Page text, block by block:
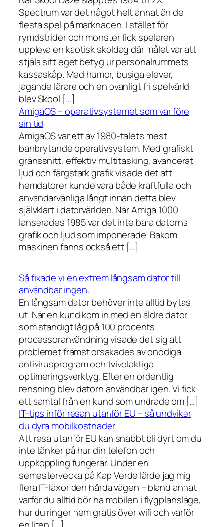
Spectrum var det något helt annat än de
flesta spel på marknaden. I stället för
rymdstrider och monster fick spelaren
uppleva en kaotisk skoldag där målet var att
stjäla sitt eget betyg ur personalrummets
kassaskåp. Med humor, busiga elever,
jagande lärare och en ovanligt fri spelvärld
blev Skool […]
AmigaOS – operativsystemet som var före
sin tid
AmigaOS var ett av 1980-talets mest
banbrytande operativsystem. Med grafiskt
gränssnitt, effektiv multitasking, avancerat
ljud och färgstark grafik visade det att
hemdatorer kunde vara både kraftfulla och
användarvänliga långt innan detta blev
självklart i datorvärlden. När Amiga 1000
lanserades 1985 var det inte bara datorns
grafik och ljud som imponerade. Bakom
maskinen fanns också ett […]
Så fixade vi en extrem långsam dator till
användbar ingen.
En långsam dator behöver inte alltid bytas
ut. När en kund kom in med en äldre dator
som ständigt låg på 100 procents
processoranvändning visade det sig att
problemet främst orsakades av onödiga
antivirusprogram och tvivelaktiga
optimeringsverktyg. Efter en ordentlig
rensning blev datorn användbar igen. Vi fick
ett samtal från en kund som undrade om […]
IT-tips inför resan utanför EU – så undviker
du dyra mobilkostnader
Att resa utanför EU kan snabbt bli dyrt om du
inte tänker på hur din telefon och
uppkoppling fungerar. Under en
semestervecka på Kap Verde lärde jag mig
flera IT-läxor den hårda vägen – bland annat
varför du alltid bör ha mobilen i flygplansläge,
hur du ringer hem gratis över wifi och varför